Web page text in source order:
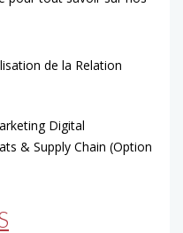
de la Relation
Digital
& Supply Chain (Option